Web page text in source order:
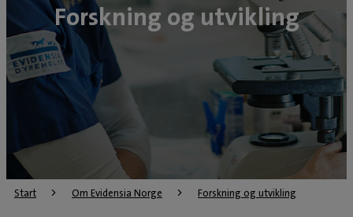
Forskning og utvikling
Start Om Evidensia Norge Forskning og utvikling